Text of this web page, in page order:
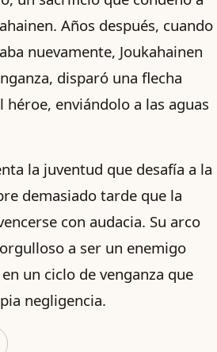
Años después, cuando
nuevamente, Joukahainen
disparó una flecha
héroe, enviándolo a las aguas
la juventud que desafía a la
demasiado tarde que la
con audacia. Su arco
a ser un enemigo
un ciclo de venganza que
negligencia.